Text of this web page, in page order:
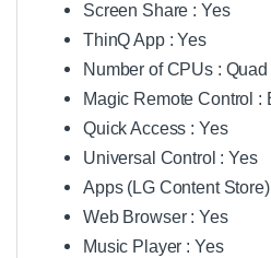
Screen Share : Yes
ThinQ App : Yes
Number of CPUs : Quad
Magic Remote Control :
Quick Access : Yes
Universal Control : Yes
Apps (LG Content
Web Browser : Yes
Music Player : Yes